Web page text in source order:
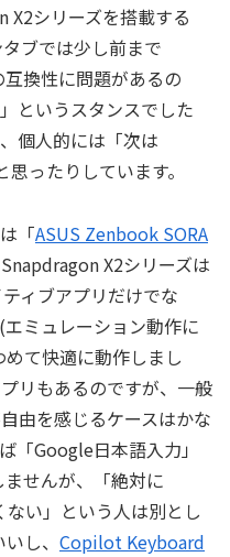
X2シリーズを搭載する
ブでは少し前まで
互換性に問題があるの
というスタンスでした
個人的には「次は
ったりしています。
「ASUS Zenbook SORA
X2シリーズは
ィブアプリだけでな
ミュレーション動作に
て快適に動作しまし
リもあるのですが、一般
由を感じるケースはかな
「Google日本語入力」
せんが、「絶対に
い」という人は別とし
し、 Copilot Keyboard